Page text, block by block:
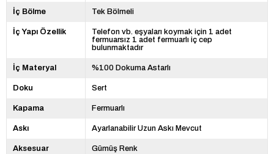
İç Bölme Tek Bölmeli
İç Yapı Özellik
Telefon vb. eşyaları koymak için 1 adet
fermuarsız 1 adet fermuarlı iç cep
bulunmaktadır
İç Materyal %100 Dokuma Astarlı
Doku Sert
Kapama Fermuarlı
Askı Ayarlanabilir Uzun Askı Mevcut
Aksesuar Gümüş Renk